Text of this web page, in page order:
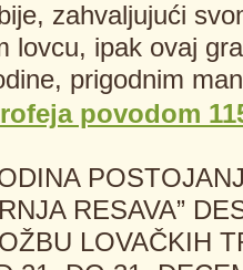
zahvaljujući
lovcu, ipak ovaj
prigodnim
povodom
RESAVA”
LOVAČKIH